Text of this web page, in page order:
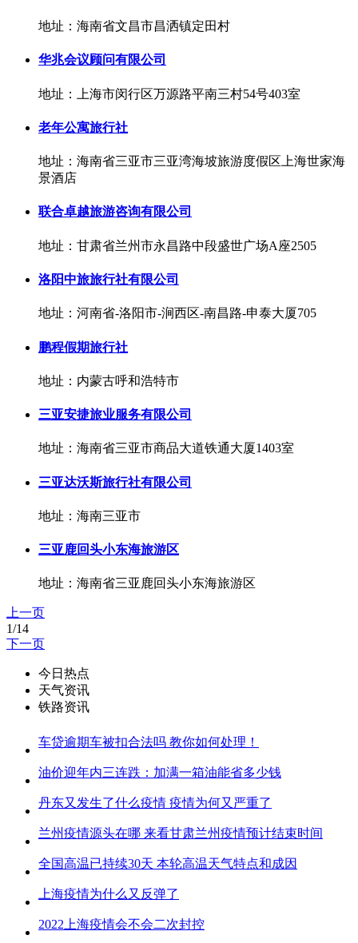
地址：海南省文昌市昌洒镇定田村
华兆会议顾问有限公司
地址：上海市闵行区万源路平南三村54号403室
老年公寓旅行社
地址：海南省三亚市三亚湾海坡旅游度假区上海世家海
景酒店
联合卓越旅游咨询有限公司
地址：甘肃省兰州市永昌路中段盛世广场A座2505
洛阳中旅旅行社有限公司
地址：河南省-洛阳市-涧西区-南昌路-申泰大厦705
鹏程假期旅行社
地址：内蒙古呼和浩特市
三亚安捷旅业服务有限公司
地址：海南省三亚市商品大道铁通大厦1403室
三亚达沃斯旅行社有限公司
地址：海南三亚市
三亚鹿回头小东海旅游区
地址：海南省三亚鹿回头小东海旅游区
上一页
1/14
下一页
今日热点
天气资讯
铁路资讯
车贷逾期车被扣合法吗 教你如何处理！
油价迎年内三连跌：加满一箱油能省多少钱
丹东又发生了什么疫情 疫情为何又严重了
兰州疫情源头在哪 来看甘肃兰州疫情预计结束时间
全国高温已持续30天 本轮高温天气特点和成因
上海疫情为什么又反弹了
2022上海疫情会不会二次封控